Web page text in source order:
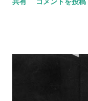
ナナ、ぶどう、みかん